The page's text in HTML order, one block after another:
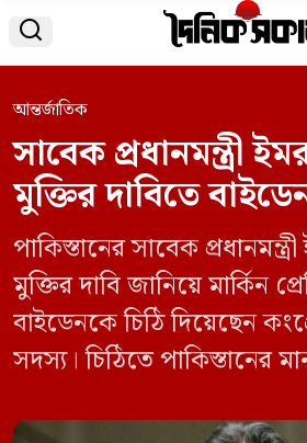

আন্তর্জাতিক
সাবেক প্রধানমন্ত্রী
মুক্তির দাবিতে
পাকিস্তানের সাবেক
মুক্তির দাবি জানিয়ে মার্কিন
বাইডেনকে চিঠি দিয়েছেন
সদস্য। চিঠিতে পাকিস্তানের